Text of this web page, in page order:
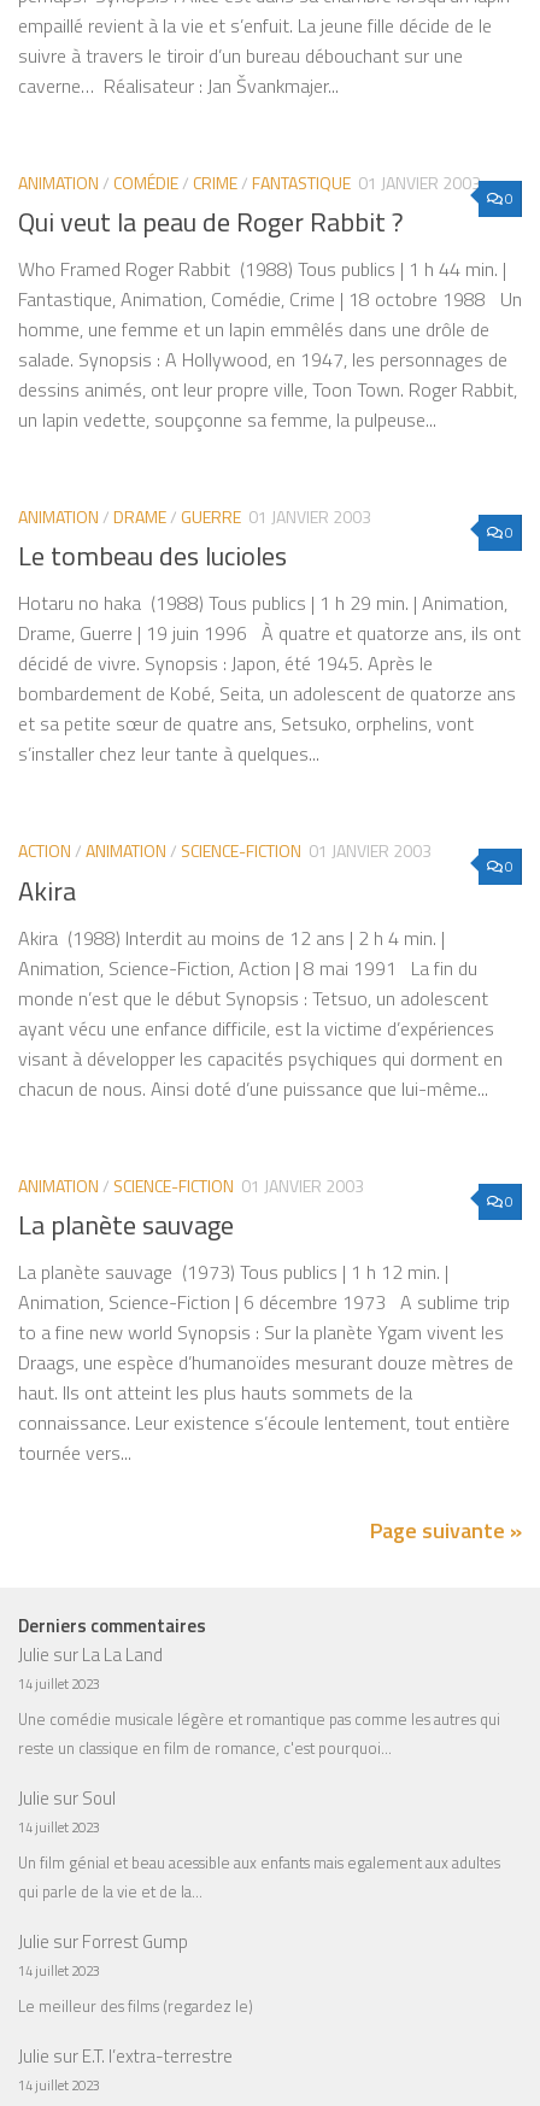
empaillé revient à la vie et s’enfuit. La jeune fille décide de le
suivre à travers le tiroir d’un bureau débouchant sur une
caverne… Réalisateur : Jan Švankmajer...
0
ANIMATION/ COMÉDIE/ CRIME/FANTASTIQUE 01 JANVIER 2003
Qui veut la peau de Roger Rabbit ?
Who Framed Roger Rabbit (1988) Tous publics | 1 h 44 min. |
Fantastique, Animation, Comédie, Crime | 18 octobre 1988 Un
homme, une femme et un lapin emmêlés dans une drôle de
salade. Synopsis : A Hollywood, en 1947, les personnages de
dessins animés, ont leur propre ville, Toon Town. Roger Rabbit,
un lapin vedette, soupçonne sa femme, la pulpeuse...
0
ANIMATION/DRAME/ GUERRE 01 JANVIER 2003
Le tombeau des lucioles
Hotaru no haka (1988) Tous publics | 1 h 29 min. | Animation,
Drame, Guerre | 19 juin 1996 À quatre et quatorze ans, ils ont
décidé de vivre. Synopsis : Japon, été 1945. Après le
bombardement de Kobé, Seita, un adolescent de quatorze ans
et sa petite sœur de quatre ans, Setsuko, orphelins, vont
s’installer chez leur tante à quelques...
0
ACTION/ANIMATION/ SCIENCE-FICTION 01 JANVIER 2003
Akira
Akira (1988) Interdit au moins de 12 ans | 2 h 4 min. |
Animation, Science-Fiction, Action | 8 mai 1991 La fin du
monde n’est que le début Synopsis : Tetsuo, un adolescent
ayant vécu une enfance difficile, est la victime d’expériences
visant à développer les capacités psychiques qui dorment en
chacun de nous. Ainsi doté d’une puissance que lui-même...
0
ANIMATION/ SCIENCE-FICTION 01 JANVIER 2003
La planète sauvage
La planète sauvage (1973) Tous publics | 1 h 12 min. |
Animation, Science-Fiction | 6 décembre 1973 A sublime trip
to a fine new world Synopsis : Sur la planète Ygam vivent les
Draags, une espèce d’humanoïdes mesurant douze mètres de
haut. Ils ont atteint les plus hauts sommets de la
connaissance. Leur existence s’écoule lentement, tout entière
tournée vers...
Page suivante »
Derniers commentaires
Julie surLa La Land
14 juillet 2023
Une comédie musicale légère et romantique pas comme les autres qui
reste un classique en film de romance, c'est pourquoi…
Julie surSoul
14 juillet 2023
Un film génial et beau acessible aux enfants mais egalement aux adultes
qui parle de la vie et de la…
Julie surForrest Gump
14 juillet 2023
Le meilleur des films (regardez le)
Julie surE.T. l’extra-terrestre
14 juillet 2023